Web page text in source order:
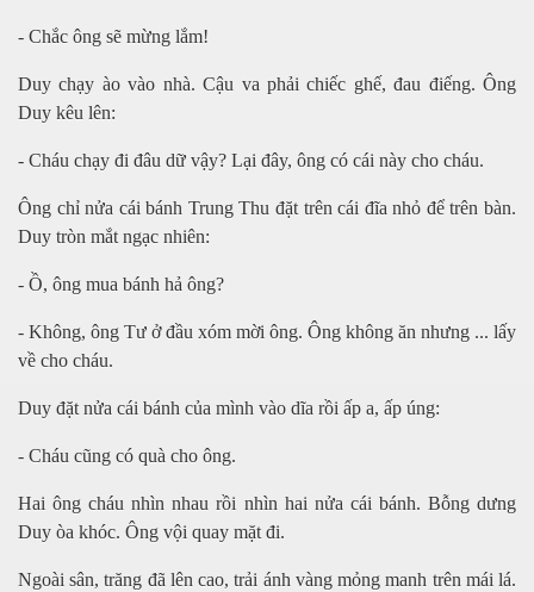
- Chắc ông sẽ mừng lắm!
Duy chạy ào vào nhà. Cậu va phải chiếc ghế, đau điếng. Ông
Duy kêu lên:
- Cháu chạy đi đâu dữ vậy? Lại đây, ông có cái này cho cháu.
Ông chỉnửa cái bánh Trung Thu đặt trên cái đĩa nhỏ đểtrên bàn.
Duy tròn mắt ngạc nhiên:
- Ồ, ông mua bánh hả ông?
- Không, ông Tư ởđầu xóm mời ông. Ông không ăn nhưng ... lấy
về cho cháu.
Duy đặt nửa cái bánh của mình vào dĩa rồi ấp a, ấp úng:
- Cháu cũng có quà cho ông.
Hai ông cháu nhìn nhau rồi nhìn hai nửa cái bánh. Bỗng dưng
Duy òa khóc. Ông vội quay mặt đi.
Ngoài sân, trăng đã lên cao, trải ánh vàng mỏng manh trên mái lá.